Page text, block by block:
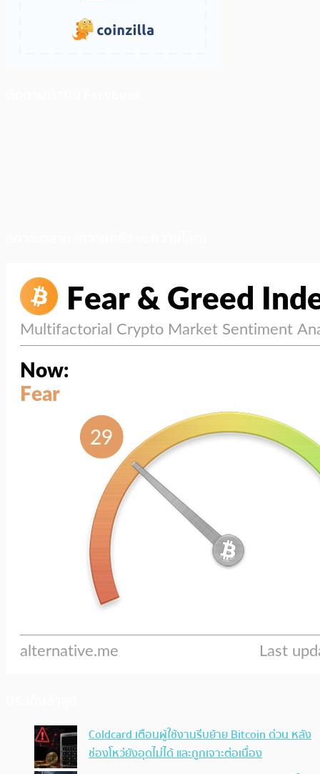
Coldcard เตือนผู้ใช้งานรีบย้าย Bitcoin ด่วน หลัง
ช่องโหว่ยังอุดไม่ได้ และถูกเจาะต่อเนื่อง